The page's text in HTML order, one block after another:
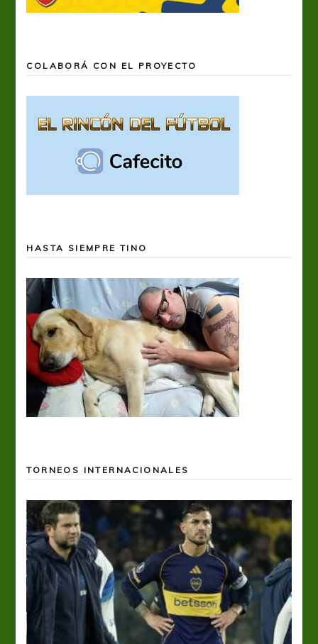
COLABORÁ CON EL PROYECTO
HASTA SIEMPRE TINO
TORNEOS INTERNACIONALES